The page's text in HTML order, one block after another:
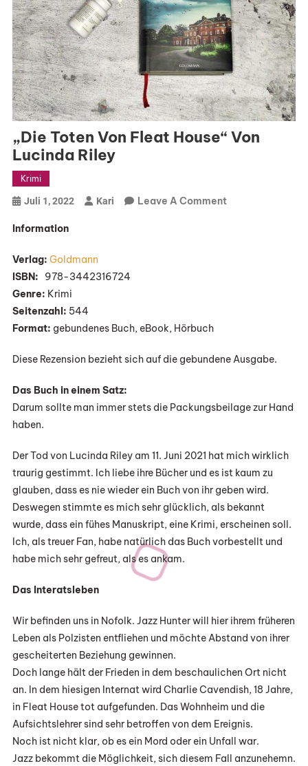
„Die Toten Von Fleat House“ Von
Lucinda Riley
Krimi
Juli 1, 2022 Kari Leave A CommentOn
Information
Verlag: Goldmann
ISBN:
‎ ‎ 978-3442316724
Genre: Krimi
Seitenzahl: 544
Format: gebundenes Buch, eBook, Hörbuch
Diese Rezension bezieht sich auf die gebundene Ausgabe.
Das Buch in einem Satz:
Darum sollte man immer stets die Packungsbeilage zur Hand
haben.
Der Tod von Lucinda Riley am 11. Juni 2021 hat mich wirklich
traurig gestimmt. Ich liebe ihre Bücher und es ist kaum zu
glauben, dass es nie wieder ein Buch von ihr geben wird.
Deswegen stimmte es mich sehr glücklich, als bekannt
wurde, dass ein fühes Manuskript, eine Krimi, erscheinen soll.
Ich, als treuer Fan, habe natürlich das Buch vorbestellt und
habe mich sehr gefreut, als es ankam.
Das Interatsleben
Wir befinden uns in Nofolk. Jazz Hunter will hier ihrem früheren
Leben als Polzisten entfliehen und möchte Abstand von ihrer
gescheiterten Beziehung gewinnen.
Doch lange hält der Frieden in dem beschaulichen Ort nicht
an. In dem hiesigen Internat wird Charlie Cavendish, 18 Jahre,
in Fleat House tot aufgefunden. Das Wohnheim und die
Aufsichtslehrer sind sehr betroffen von dem Ereignis.
Noch ist nicht klar, ob es ein Mord oder ein Unfall war.
Jazz bekommt die Möglichkeit, sich diesem Fall anzunehemn.